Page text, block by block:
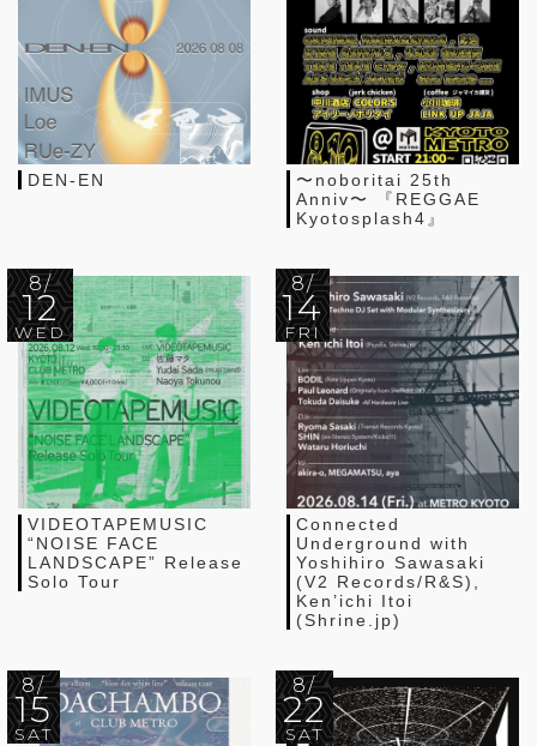
DEN-EN
〜noboritai 25th
Anniv〜 『REGGAE
Kyotosplash4』
8/
12
WED
VIDEOTAPEMUSIC
“NOISE FACE
LANDSCAPE” Release
Solo Tour
8/
14
FRI
Connected
Underground with
Yoshihiro Sawasaki
(V2 Records/R&S),
Ken’ichi Itoi
(Shrine.jp)
8/
15
SAT
8/
22
SAT